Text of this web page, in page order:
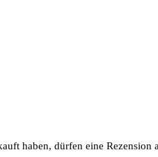
haben, dürfen eine Rezension